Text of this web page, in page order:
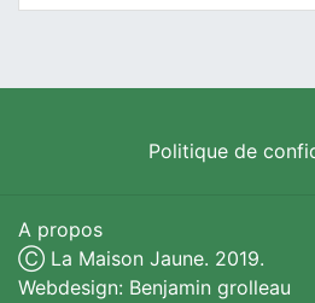
Politique de
A propos
Ⓒ La Maison Jaune. 2019.
Webdesign: Benjamin grolleau